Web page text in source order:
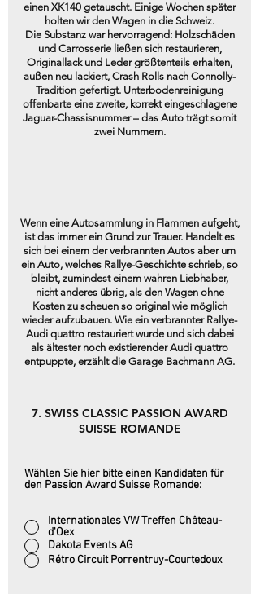
einen XK140 getauscht. Einige Wochen später
holten wir den Wagen in die Schweiz.
Die Substanz war hervorragend: Holzschäden
und Carrosserie ließen sich restaurieren,
Originallack und Leder größtenteils erhalten,
außen neu lackiert, Crash Rolls nach Connolly-
Tradition gefertigt. Unterbodenreinigung
offenbarte eine zweite, korrekt eingeschlagene
Jaguar-Chassisnummer – das Auto trägt somit
zwei Nummern.
Wenn eine Autosammlung in Flammen aufgeht,
ist das immer ein Grund zur Trauer. Handelt es
sich bei einem der verbrannten Autos aber um
ein Auto, welches Rallye-Geschichte schrieb, so
bleibt, zumindest einem wahren Liebhaber,
nicht anderes übrig, als den Wagen ohne
Kosten zu scheuen so original wie möglich
wieder aufzubauen. Wie ein verbrannter Rallye-
Audi quattro restauriert wurde und sich dabei
als ältester noch existierender Audi quattro
entpuppte, erzählt die Garage Bachmann AG.
7. SWISS CLASSIC PASSION AWARD
SUISSE ROMANDE
Wählen Sie hier bitte einen Kandidaten für
den Passion Award Suisse Romande:
Internationales VW Treffen Château-
d'Oex
Dakota Events AG
Rétro Circuit Porrentruy-Courtedoux